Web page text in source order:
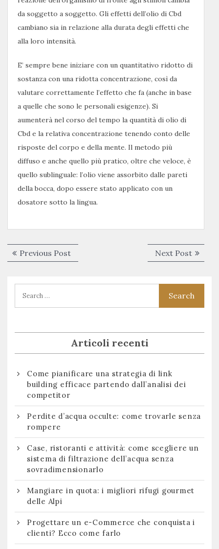
da soggetto a soggetto. Gli effetti dell’olio di Cbd
cambiano sia in relazione alla durata degli effetti che
alla loro intensità.
E’ sempre bene iniziare con un quantitativo ridotto di
sostanza con una ridotta concentrazione, così da
valutare correttamente l’effetto che fa (anche in base
a quelle che sono le personali esigenze). Si
aumenterà nel corso del tempo la quantità di olio di
Cbd e la relativa concentrazione tenendo conto delle
risposte del corpo e della mente. Il metodo più
diffuso e anche quello più pratico, oltre che veloce, è
quello sublinguale: l’olio viene assorbito dalle pareti
della bocca, dopo essere stato applicato con un
dosatore sotto la lingua.
Navigazione
articoli
Previous PostPrevious
post:
Next PostNext
post:
Articoli recenti
Come pianificare una strategia di link
building efficace partendo dall’analisi dei
competitor
Perdite d’acqua occulte: come trovarle senza
rompere
Case, ristoranti e attività: come scegliere un
sistema di filtrazione dell’acqua senza
sovradimensionarlo
Mangiare in quota: i migliori rifugi gourmet
delle Alpi
Progettare un e-Commerce che conquista i
clienti? Ecco come farlo